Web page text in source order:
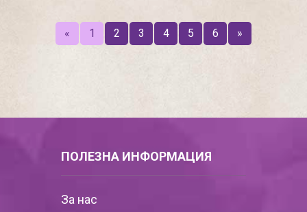
« 1 2 3 4 5 6 »
ПОЛЕЗНА ИНФОРМАЦИЯ
За нас